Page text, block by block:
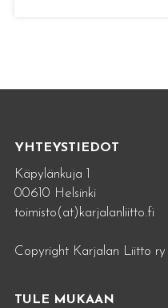
YHTEYSTIEDOT
Käpylänkuja 1
00610 Helsinki
toimisto(at)karjalanliitto.fi
Copyright Karjalan Liitto ry
TULE MUKAAN